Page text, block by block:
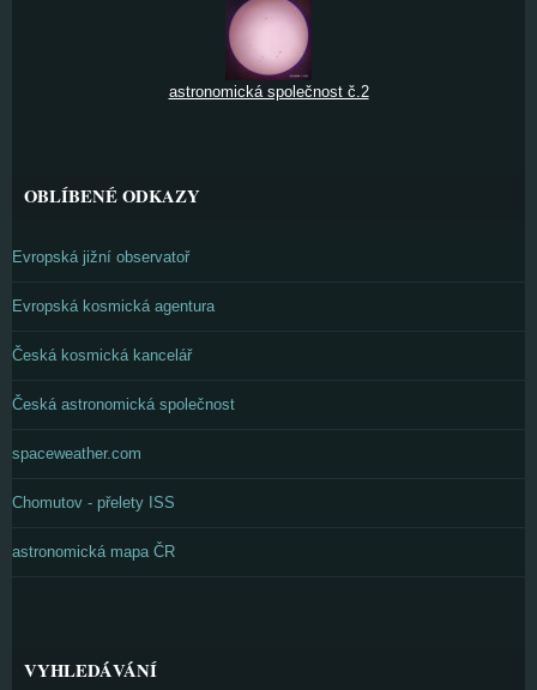
astronomická společnost č.2
OBLÍBENÉ ODKAZY
Evropská jižní observatoř
Evropská kosmická agentura
Česká kosmická kancelář
Česká astronomická společnost
spaceweather.com
Chomutov - přelety ISS
astronomická mapa ČR
VYHLEDÁVÁNÍ